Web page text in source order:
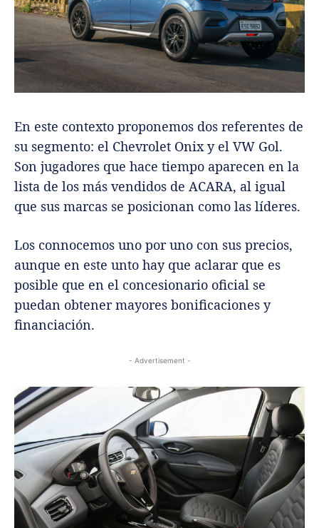
En este contexto proponemos dos referentes de
su segmento: el Chevrolet Onix y el VW Gol.
Son jugadores que hace tiempo aparecen en la
lista de los más vendidos de ACARA, al igual
que sus marcas se posicionan como las líderes.
Los connocemos uno por uno con sus precios,
aunque en este unto hay que aclarar que es
posible que en el concesionario oficial se
puedan obtener mayores bonificaciones y
financiación.
- Advertisement -